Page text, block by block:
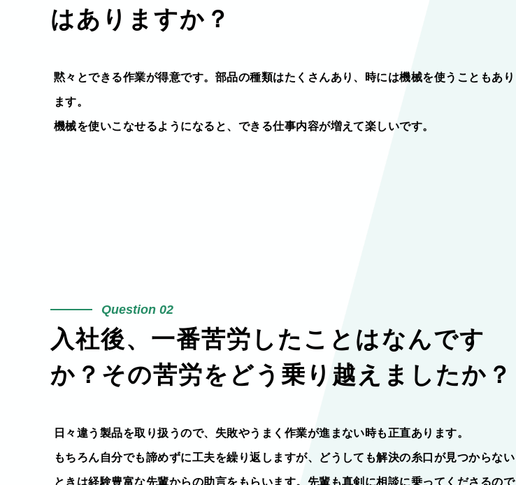
はありますか？
黙々とできる作業が得意です。部品の種類はたくさんあり、時には機械を使うこともあり
ます。
機械を使いこなせるようになると、できる仕事内容が増えて楽しいです。
02
入社後、一番苦労したことはなんです
か？その苦労をどう乗り越えましたか？
日々違う製品を取り扱うので、失敗やうまく作業が進まない時も正直あります。
もちろん自分でも諦めずに工夫を繰り返しますが、どうしても解決の糸口が見つからない
ときは経験豊富な先輩からの助言をもらいます。先輩も真剣に相談に乗ってくださるので